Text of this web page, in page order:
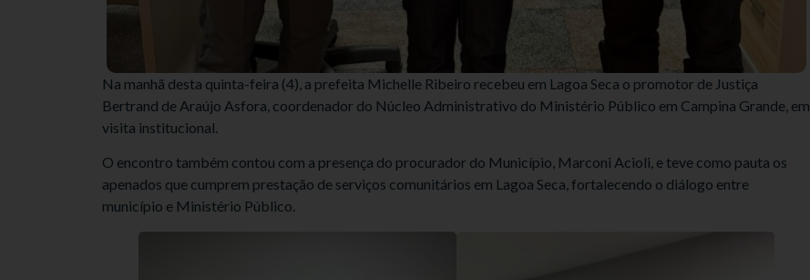
Na manhã desta quinta-feira (4), a prefeita Michelle Ribeiro recebeu em Lagoa Seca o promotor de Justiça
Bertrand de Araújo Asfora, coordenador do Núcleo Administrativo do Ministério Público em Campina Grande, em
visita institucional.
O encontro também contou com a presença do procurador do Município, Marconi Acioli, e teve como pauta os
apenados que cumprem prestação de serviços comunitários em Lagoa Seca, fortalecendo o diálogo entre
município e Ministério Público.